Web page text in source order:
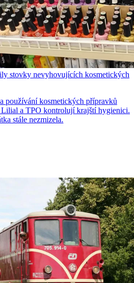
stovky nevyhovujících kosmetických
používání kosmetických přípravků
Lilial a TPO kontrolují krajští hygienici.
stále nezmizela.